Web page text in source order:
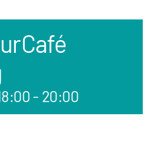
- 20:00